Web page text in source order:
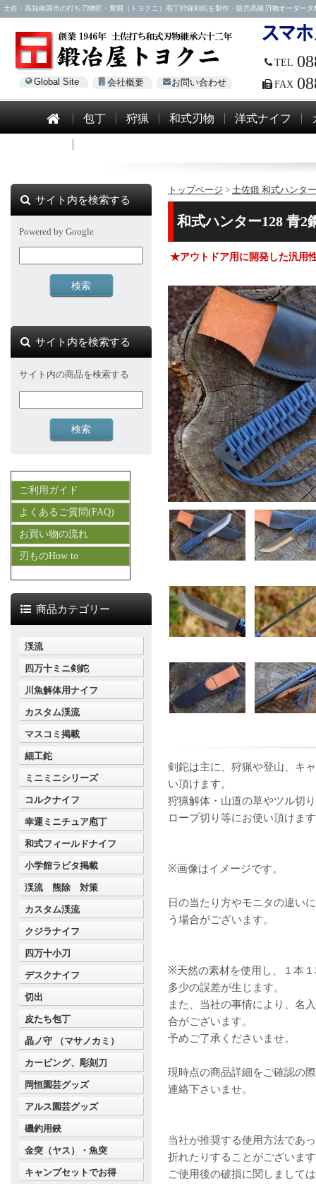
土佐・高知南国市の打ち刃物匠・豊国（トヨクニ）庖丁狩猟剣鉈を製作・販売高級刃物オーダー
Global Site 会社概要 お問い合わせ
TEL
FAX
包丁 狩猟 和式刃物 洋式ナイフ
トップページ > 土佐鍛 和式ハンタ
和式ハンター128 青
★アウトドア用に開発した汎用
剣鉈は主に、狩猟や登山、キ
い頂けます。
狩猟解体・山道の草やツル切
ロープ切り等にお使い頂けま
※画像はイメージです。
日の当たり方やモニタの違い
う場合がございます。
※天然の素材を使用し、１本
多少の誤差が生じます。
また、当社の事情により、名
合がございます。
予めご了承くださいませ。
現時点の商品詳細をご確認の
連絡下さいませ。
当社が推奨する使用方法であ
折れたりすることがございま
ご使用後の破損に関しまして
サイト内を検索する
Powered by Google
サイト内を検索する
サイト内の商品を検索する
ご利用ガイド
よくあるご質問(FAQ)
お買い物の流れ
刃ものHow to
商品カテゴリー
渓流
四万十ミニ剣鉈
川魚解体用ナイフ
カスタム渓流
マスコミ掲載
細工鉈
ミニミニシリーズ
コルクナイフ
幸運ミニチュア庖丁
和式フィールドナイフ
小学館ラピタ掲載
渓流 熊除 対策
カスタム渓流
クジラナイフ
四万十小刀
デスクナイフ
切出
皮たち包丁
晶ノ守 （マサノカミ）
カービング、彫刻刀
岡恒園芸グッズ
アルス園芸グッズ
磯釣用鋏
金突（ヤス）・魚突
キャンプセットでお得